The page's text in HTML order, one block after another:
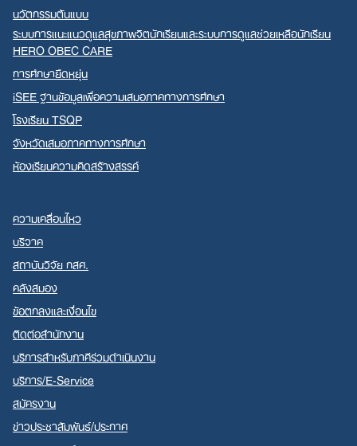
นวัตกรรมต้นแบบ
ระบบการแนะแนวดูแลสุขภาพจิตนักเรียนและระบบการดูแลช่วยเหลือนักเรียน
HERO OBEC CARE
การศึกษายืดหยุ่น
iSEE ฐานข้อมูลเพื่อความเสมอภาคทางการศึกษา
โรงเรียน TSQP
จังหวัดเสมอภาคทางการศึกษา
ห้องเรียนความคิดสร้างสรรค์
ความเคลื่อนไหว
บริจาค
สถาบันวิจัย กสศ.
คลังสมอง
ข้อตกลงและเงื่อนไข
ติดต่อสำนักงาน
บริการสำหรับภาคีร่วมดำเนินงาน
บริการ/E-Service
สมัครงาน
ข่าวประชาสัมพันธ์/ประกาศ